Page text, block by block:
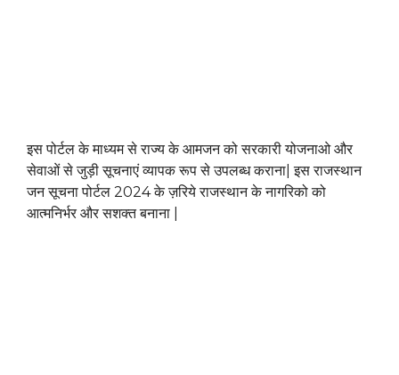
इस पोर्टल के माध्यम से राज्य के आमजन को सरकारी योजनाओ और
सेवाओं से जुड़ी सूचनाएं व्यापक रूप से उपलब्ध कराना| इस राजस्थान
जन सूचना पोर्टल 2024 के ज़रिये राजस्थान के नागरिको को
आत्मनिर्भर और सशक्त बनाना |